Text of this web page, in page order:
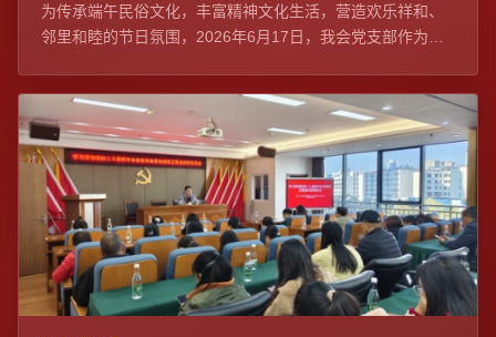
为传承端午民俗文化，丰富精神文化生活，营造欢乐祥和、
邻里和睦的节日氛围，2026年6月17日，我会党支部作为社